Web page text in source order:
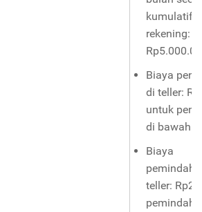
kumulatif
rekening:
Biaya
di teller:
untuk
di bawah
Biaya
teller: